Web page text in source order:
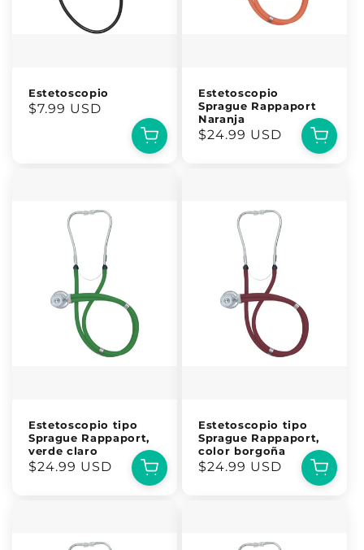
Estetoscopio
Precio
$7.99 USD
Estetoscopio
Sprague Rappaport
Naranja
Precio
$24.99 USD
Estetoscopio tipo
Sprague Rappaport,
verde claro
Precio
$24.99 USD
Estetoscopio tipo
Sprague Rappaport,
color borgoña
Precio
$24.99 USD